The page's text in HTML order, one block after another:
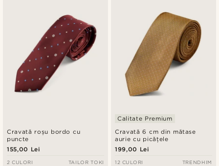
Cravată roșu bordo cu
puncte
155,00 Lei
2 CULORI TAILOR TOKI
Cravată 6 cm din mătase
aurie cu picățele
Calitate Premium
199,00 Lei
12 CULORI TRENDHIM